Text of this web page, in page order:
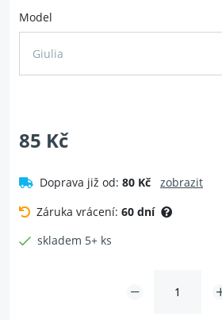
Model
Giulia
85 Kč
Doprava již od: 80 Kč
zobrazit
Záruka vrácení: 60 dní
skladem 5+ ks